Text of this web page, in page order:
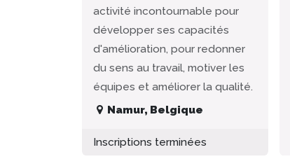
activité incontournable pour
développer ses capacités
d'amélioration, pour redonner
du sens au travail, motiver les
équipes et améliorer la qualité.
Namur, Belgique
Inscriptions terminées